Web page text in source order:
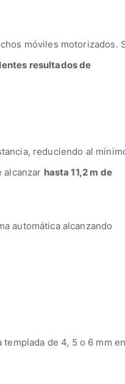
móviles motorizados.
resultados de
reduciendo al
hasta 11,2 m de
automática alcanzando
de 4, 5 o 6 mm en